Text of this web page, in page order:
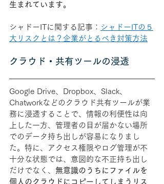
生まれています。
シャドーITに関する記事： シャドーITの５
大リスクとは？企業がとるべき対策方法
クラウド・共有ツールの浸透
Google Drive、Dropbox、Slack、
Chatworkなどのクラウド共有ツールが業
務に浸透することで、情報の利便性は向
上した一方、管理者の目が届かない場所
でのデータ持ち出しが容易になりまし
た。特に、アクセス権限やログ管理が不
十分な状態では、意図的な不正持ち出し
だけでなく、 無意識のうちにファイルを
個人のクラウドにコピーしてしまうリス